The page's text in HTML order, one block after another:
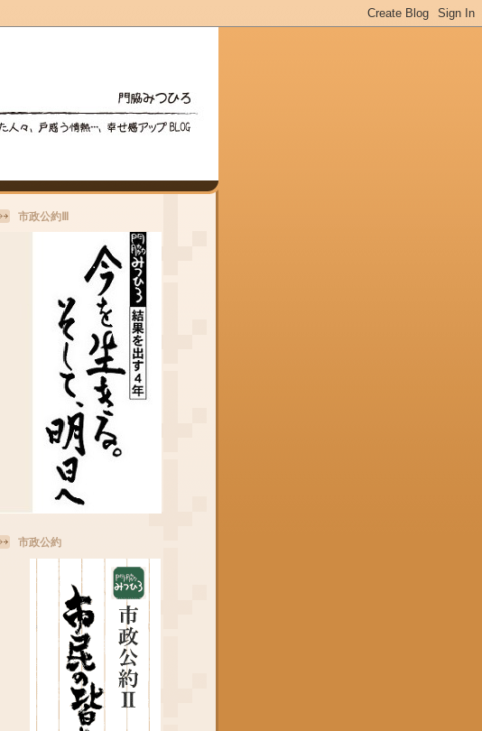
市政公約Ⅲ
市政公約